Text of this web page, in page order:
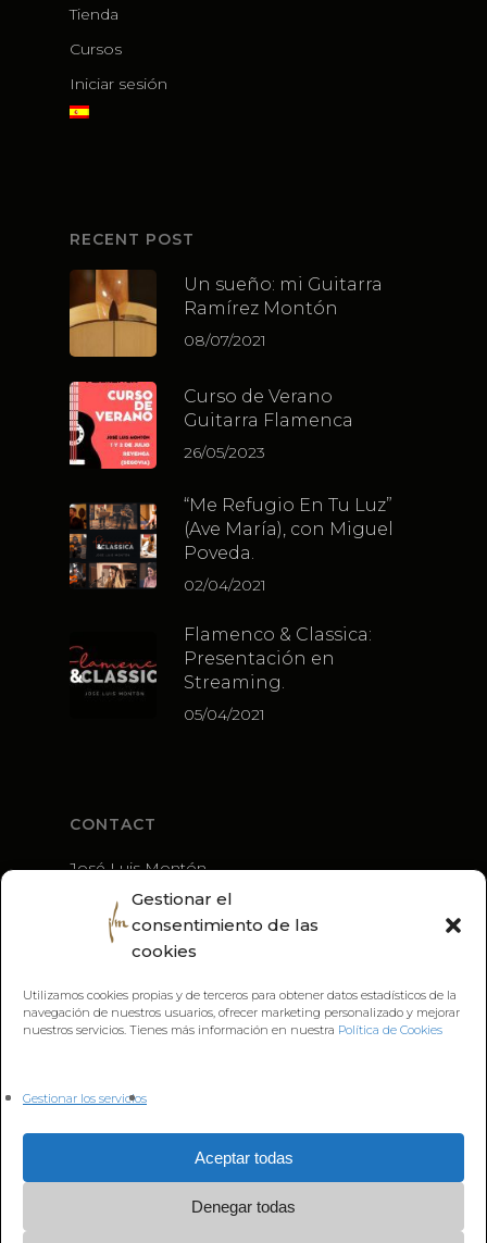
Gestionar el
consentimiento de las
cookies
Utilizamos cookies propias y de terceros para obtener datos estadísticos de la
navegación de nuestros usuarios, ofrecer marketing personalizado y mejorar
nuestros servicios. Tienes más información en nuestra Política de Cookies
Gestionar los servicios
Aceptar todas
Denegar todas
Tienda
Cursos
Iniciar sesión
RECENT POST
Un sueño: mi Guitarra
Ramírez Montón
08/07/2021
Curso de Verano
Guitarra Flamenca
26/05/2023
“Me Refugio En Tu Luz”
(Ave María), con Miguel
Poveda.
02/04/2021
Flamenco & Classica:
Presentación en
Streaming.
05/04/2021
CONTACT
José Luis Montón
+34 636 56 79 21
guitarra@joseluismonton.com